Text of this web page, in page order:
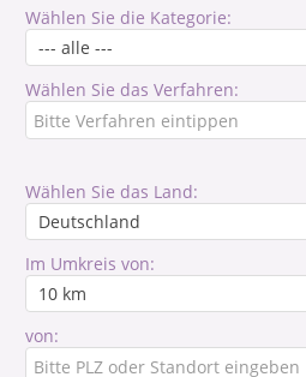
Wählen Sie die Kategorie:
Wählen Sie das Verfahren:
Wählen Sie das Land:
Im Umkreis von:
von: